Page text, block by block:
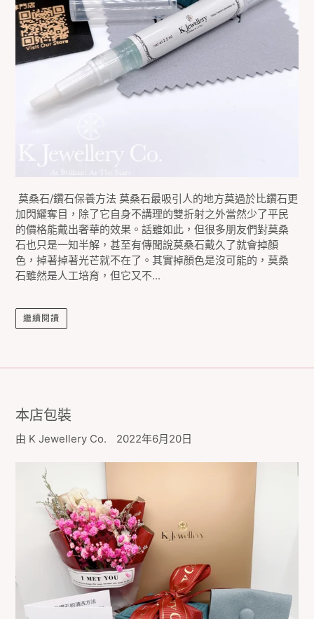
莫桑石/鑽石保養方法 莫桑石最吸引人的地方莫過於比鑽石更
加閃耀奪目，除了它自身不講理的雙折射之外當然少了平民
的價格能戴出奢華的效果。話雖如此，但很多朋友們對莫桑
石也只是一知半解，甚至有傳聞說莫桑石戴久了就會掉顏
色，掉著掉著光芒就不在了。其實掉顏色是沒可能的，莫桑
石雖然是人工培育，但它又不...
繼續閱讀
本店包裝
由 K Jewellery Co. 2022年6月20日